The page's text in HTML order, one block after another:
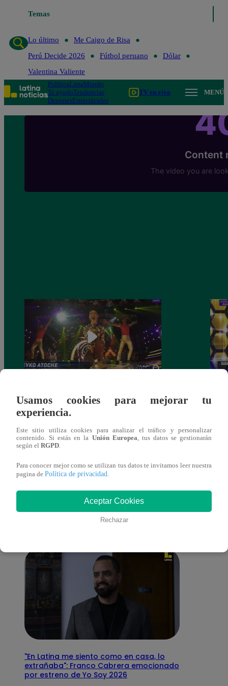
Temas
Lo último
Me Caigo de Risa
Perú Decide 2026
Fútbol peruano
Dólar
Valentina Valiente
PolíticaLimaMundo
Te ayudoTendencias
DeportesEspectáculos
TV en vivo MENÚ
Fiesta latina: Mira el gran reto que
cumplieron los finalistas este sábado
También te puede
interesar
"En Latina me siento como en casa, lo
extrañaba": Franco Cabrera emocionado
por estreno de Yo Soy 2026
Usamos cookies para mejorar tu
experiencia.
Este sitio utiliza cookies para analizar el tráfico y personalizar
contenido. Si estás en la Unión Europea, tus datos se gestionarán
según el RGPD.
Para conocer mejor como se utilizan tus datos te invitamos leer nuestra
pagina de Política de privacidad.
Aceptar Cookies
Rechazar